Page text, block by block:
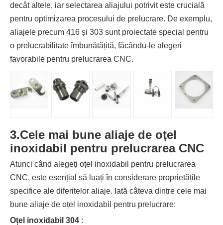
decât altele, iar selectarea aliajului potrivit este crucială
pentru optimizarea procesului de prelucrare. De exemplu,
aliajele precum 416 și 303 sunt proiectate special pentru
o prelucrabilitate îmbunătățită, făcându-le alegeri
favorabile pentru prelucrarea CNC.
3.Cele mai bune aliaje de oțel
inoxidabil pentru prelucrarea CNC
Atunci când alegeți oțel inoxidabil pentru prelucrarea
CNC, este esențial să luați în considerare proprietățile
specifice ale diferitelor aliaje. Iată câteva dintre cele mai
bune aliaje de oțel inoxidabil pentru prelucrare:
Oțel inoxidabil 304 :